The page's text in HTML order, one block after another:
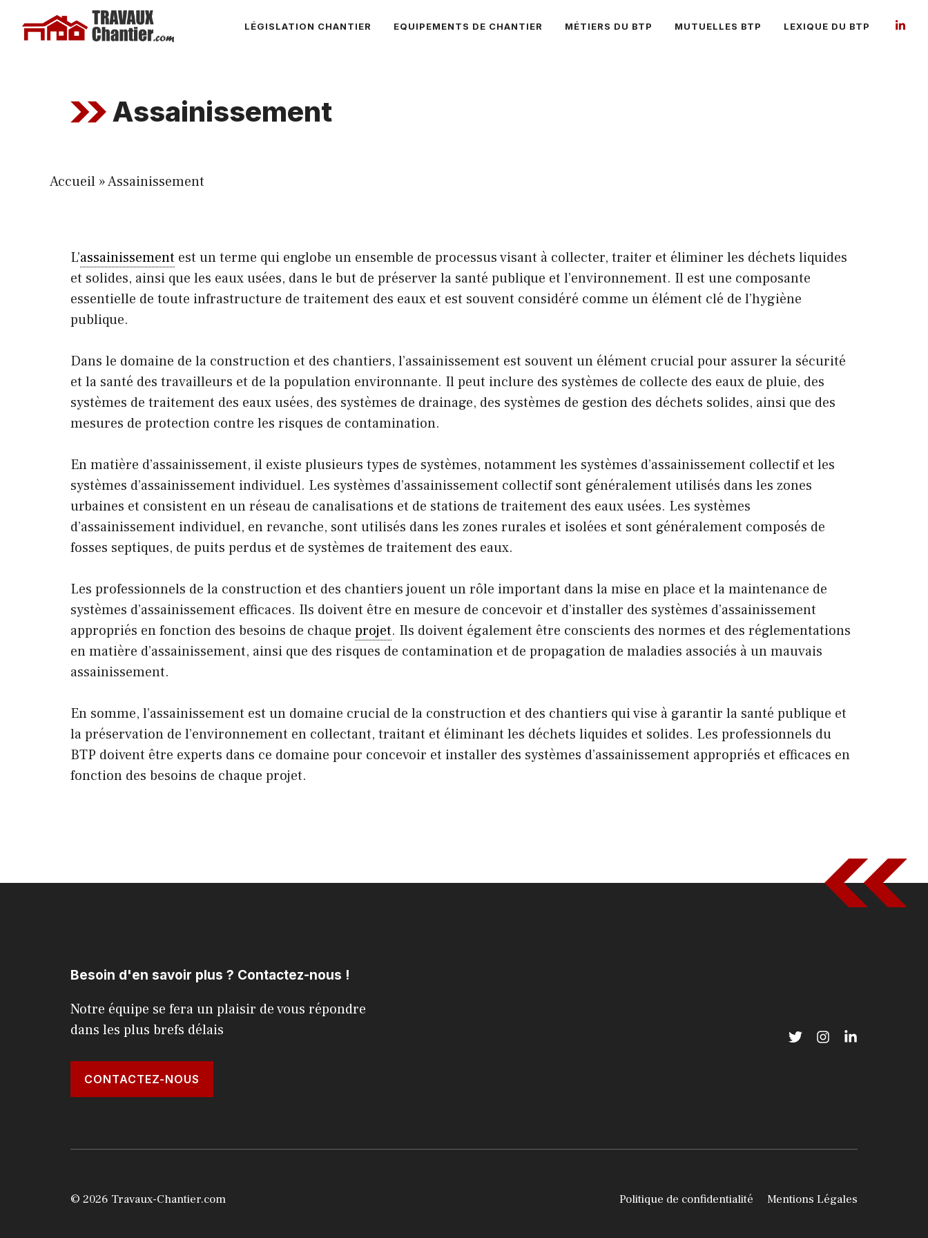
LÉGISLATION CHANTIER EQUIPEMENTS DE CHANTIER MÉTIERS DU BTP MUTUELLES BTP LEXIQUE DU BTP
Assainissement
Accueil »Assainissement
L’assainissement est un terme qui englobe un ensemble de processus visant à collecter, traiter et éliminer les déchets liquides
et solides, ainsi que les eaux usées, dans le but de préserver la santé publique et l’environnement. Il est une composante
essentielle de toute infrastructure de traitement des eaux et est souvent considéré comme un élément clé de l’hygiène
publique.
Dans le domaine de la construction et des chantiers, l’assainissement est souvent un élément crucial pour assurer la sécurité
et la santé des travailleurs et de la population environnante. Il peut inclure des systèmes de collecte des eaux de pluie, des
systèmes de traitement des eaux usées, des systèmes de drainage, des systèmes de gestion des déchets solides, ainsi que des
mesures de protection contre les risques de contamination.
En matière d’assainissement, il existe plusieurs types de systèmes, notamment les systèmes d’assainissement collectif et les
systèmes d’assainissement individuel. Les systèmes d’assainissement collectif sont généralement utilisés dans les zones
urbaines et consistent en un réseau de canalisations et de stations de traitement des eaux usées. Les systèmes
d’assainissement individuel, en revanche, sont utilisés dans les zones rurales et isolées et sont généralement composés de
fosses septiques, de puits perdus et de systèmes de traitement des eaux.
Les professionnels de la construction et des chantiers jouent un rôle important dans la mise en place et la maintenance de
systèmes d’assainissement efficaces. Ils doivent être en mesure de concevoir et d’installer des systèmes d’assainissement
appropriés en fonction des besoins de chaque projet. Ils doivent également être conscients des normes et des réglementations
en matière d’assainissement, ainsi que des risques de contamination et de propagation de maladies associés à un mauvais
assainissement.
En somme, l’assainissement est un domaine crucial de la construction et des chantiers qui vise à garantir la santé publique et
la préservation de l’environnement en collectant, traitant et éliminant les déchets liquides et solides. Les professionnels du
BTP doivent être experts dans ce domaine pour concevoir et installer des systèmes d’assainissement appropriés et efficaces en
fonction des besoins de chaque projet.
Besoin d'en savoir plus ? Contactez-nous !
Notre équipe se fera un plaisir de vous répondre
dans les plus brefs délais
CONTACTEZ-NOUS
© 2026 Travaux-Chantier.com Politique de confidentialité Mentions Légales